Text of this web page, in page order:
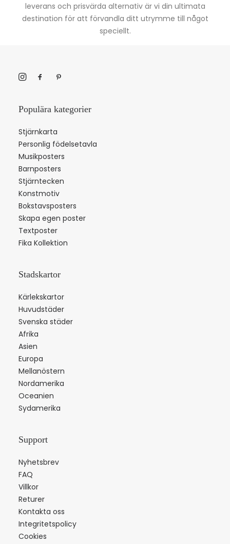
leverans och prisvärda alternativ är vi din ultimata
destination för att förvandla ditt utrymme till något
speciellt.
Populära kategorier
Stjärnkarta
Personlig födelsetavla
Musikposters
Barnposters
Stjärntecken
Konstmotiv
Bokstavsposters
Skapa egen poster
Textposter
Fika Kollektion
Stadskartor
Kärlekskartor
Huvudstäder
Svenska städer
Afrika
Asien
Europa
Mellanöstern
Nordamerika
Oceanien
Sydamerika
Support
Nyhetsbrev
FAQ
Villkor
Returer
Kontakta oss
Integritetspolicy
Cookies